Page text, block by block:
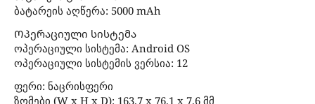
ბატარეის აღწერა: 5000 mAh
Ოპერაციული სისტემა
ოპერაციული სისტემა: Android OS
ოპერაციული სისტემის ვერსია: 12
ფერი: ნაცრისფერი
ზომები (W x H x D): 163.7 x 76.1 x 7.6 მმ